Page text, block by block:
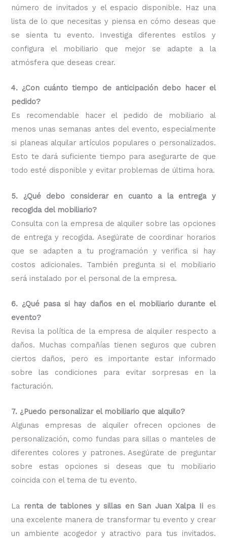
número de invitados y el espacio disponible. Haz una
lista de lo que necesitas y piensa en cómo deseas que
se sienta tu evento. Investiga diferentes estilos y
configura el mobiliario que mejor se adapte a la
atmósfera que deseas crear.
4. ¿Con cuánto tiempo de anticipación debo hacer el
pedido?
Es recomendable hacer el pedido de mobiliario al
menos unas semanas antes del evento, especialmente
si planeas alquilar artículos populares o personalizados.
Esto te dará suficiente tiempo para asegurarte de que
todo esté disponible y evitar problemas de última hora.
5. ¿Qué debo considerar en cuanto a la entrega y
recogida del mobiliario?
Consulta con la empresa de alquiler sobre las opciones
de entrega y recogida. Asegúrate de coordinar horarios
que se adapten a tu programación y verifica si hay
costos adicionales. También pregunta si el mobiliario
será instalado por el personal de la empresa.
6. ¿Qué pasa si hay daños en el mobiliario durante el
evento?
Revisa la política de la empresa de alquiler respecto a
daños. Muchas compañías tienen seguros que cubren
ciertos daños, pero es importante estar informado
sobre las condiciones para evitar sorpresas en la
facturación.
7. ¿Puedo personalizar el mobiliario que alquilo?
Algunas empresas de alquiler ofrecen opciones de
personalización, como fundas para sillas o manteles de
diferentes colores y patrones. Asegúrate de preguntar
sobre estas opciones si deseas que tu mobiliario
coincida con el tema de tu evento.
La renta de tablones y sillas en San Juan Xalpa Ii es
una excelente manera de transformar tu evento y crear
un ambiente acogedor y atractivo para tus invitados.